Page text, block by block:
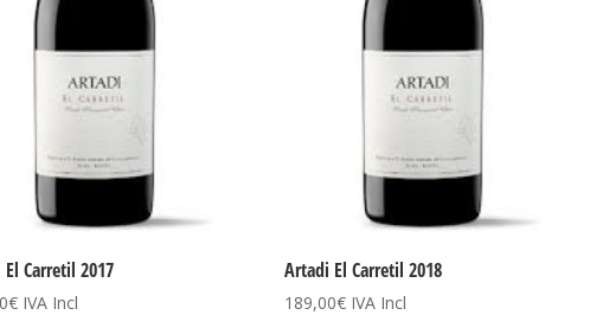
Carretil 2017
€ IVA Incl
Artadi El Carretil 2018
189,00€ IVA Incl